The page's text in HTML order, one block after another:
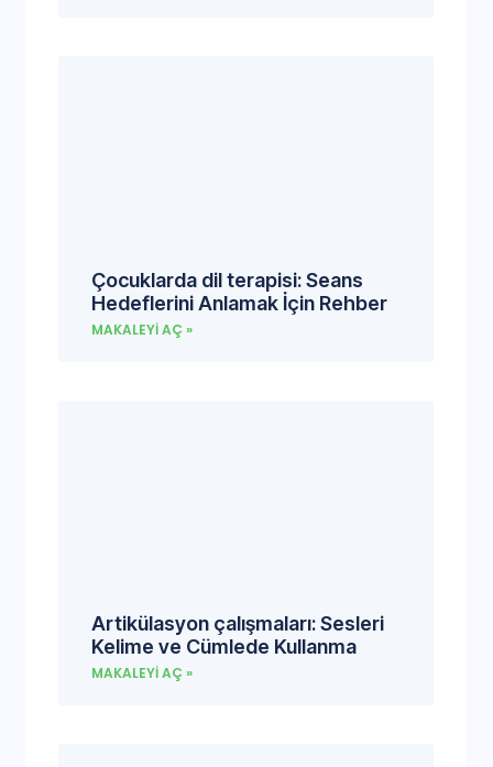
Çocuklarda dil terapisi: Seans
Hedeflerini Anlamak İçin Rehber
MAKALEYI AÇ »
Artikülasyon çalışmaları: Sesleri
Kelime ve Cümlede Kullanma
MAKALEYI AÇ »